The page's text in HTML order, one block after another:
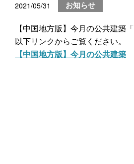
2021/05/31 お知らせ
【中国地方版】今月の公共建築「
以下リンクからご覧ください。
【中国地方版】今月の公共建築